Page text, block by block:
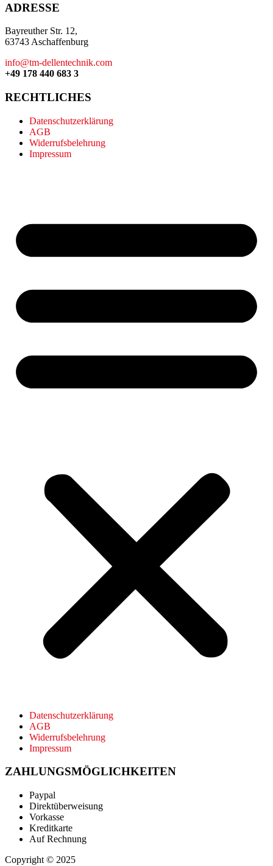
ADRESSE
Bayreuther Str. 12,
63743 Aschaffenburg
info@tm-dellentechnik.com
+49 178 440 683 3
RECHTLICHES
Datenschutzerklärung
AGB
Widerrufsbelehrung
Impressum
Datenschutzerklärung
AGB
Widerrufsbelehrung
Impressum
ZAHLUNGSMÖGLICHKEITEN
Paypal
Direktüberweisung
Vorkasse
Kreditkarte
Auf Rechnung
Copyright © 2025